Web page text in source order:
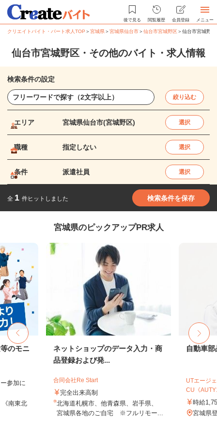
後で見る 閲覧履歴 会員登録 メニュー
クリエイトバイト・パート求人TOP ＞宮城県＞宮城県仙台市＞仙台市宮城野区＞仙台市宮城野
仙台市宮城野区・その他のバイト・求人情報
検索条件の設定
絞り込む
エリア 宮城県仙台市(宮城野区) 選択
職種 指定しない 選択
条件 派遣社員 選択
全 1 件ヒットしました 検索条件を保存
宮城県のピックアップPR求人
のモニ
参加に
南東北
ネットショップのデータ入力・商
品登録および発...
合同会社Re Start
完全出来高制
北海道札幌市、他青森県、岩手県、
宮城県各地のご自宅 ※フルリモー...
自動車
UTエージ
CU《
時給
宮城県